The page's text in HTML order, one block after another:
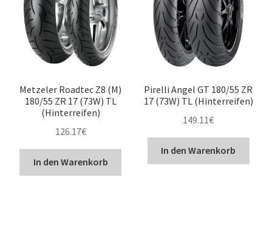
Metzeler Roadtec Z8 (M)
180/55 ZR 17 (73W) TL
(Hinterreifen)
126.17€
In den Warenkorb
Pirelli Angel GT 180/55 ZR
17 (73W) TL (Hinterreifen)
149.11€
In den Warenkorb